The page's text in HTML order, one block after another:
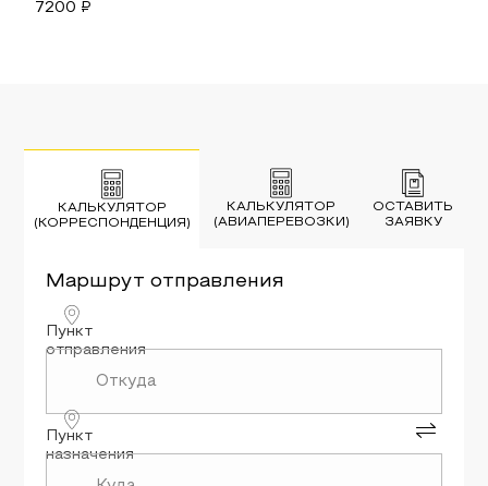
7200 ₽
КАЛЬКУЛЯТОР
(КОРРЕСПОНДЕНЦИЯ)
КАЛЬКУЛЯТОР
(АВИАПЕРЕВОЗКИ)
ОСТАВИТЬ
ЗАЯВКУ
Маршрутотправления
Пункт
отправления
Пункт
назначения